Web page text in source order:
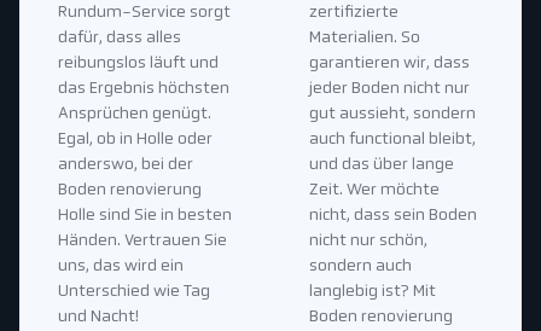
zertifizierte
Materialien. So
garantieren wir, dass
jeder Boden nicht nur
gut aussieht, sondern
auch functional bleibt,
und das über lange
Zeit. Wer möchte
nicht, dass sein Boden
nicht nur schön,
sondern auch
langlebig ist? Mit
Boden renovierung
Rundum-Service sorgt
dafür, dass alles
reibungslos läuft und
das Ergebnis höchsten
Ansprüchen genügt.
Egal, ob in Holle oder
anderswo, bei der
Boden renovierung
Holle sind Sie in besten
Händen. Vertrauen Sie
uns, das wird ein
Unterschied wie Tag
und Nacht!